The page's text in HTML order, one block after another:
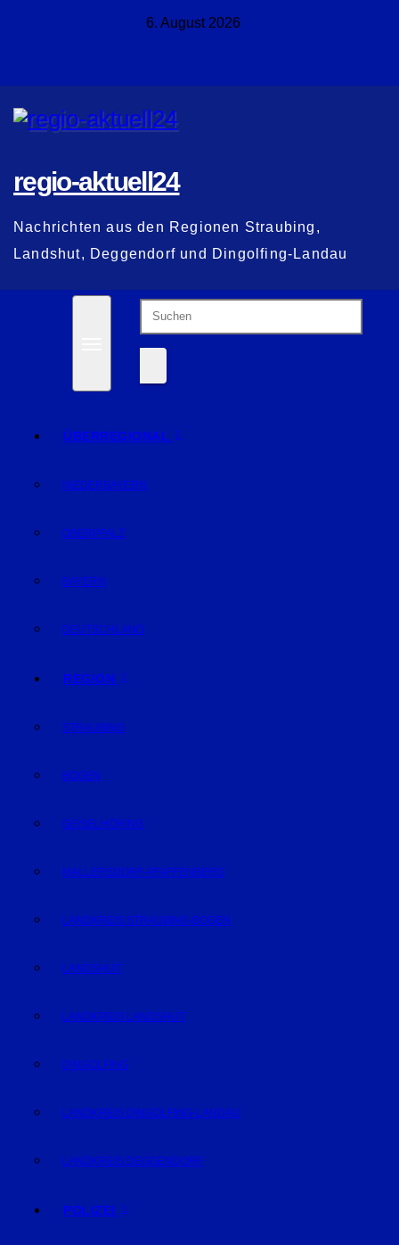
6. August 2026
regio-aktuell24
Nachrichten aus den Regionen Straubing,
Landshut, Deggendorf und Dingolfing-Landau
ÜBERREGIONAL
NIEDERBAYERN
OBERPFALZ
BAYERN
DEUTSCHLAND
REGION
STRAUBING
BOGEN
GEISELHÖRING
MALLERSDORF-PFAFFENBERG
LANDKREIS STRAUBING-BOGEN
LANDSHUT
LANDKREIS LANDSHUT
DINGOLFING
LANDKREIS DINGOLFING-LANDAU
LANDKREIS DEGGENDORF
POLIZEI